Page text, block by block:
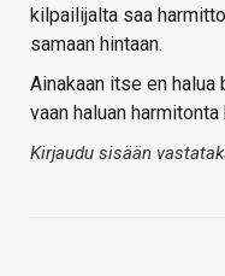
kilpailijalta saa
samaan hintaan.
Ainakaan itse en
vaan haluan
Kirjaudu sisään